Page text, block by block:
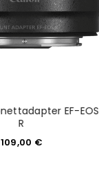
EF-EOS
R
109,00 €